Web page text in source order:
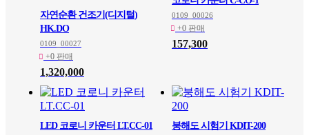
자연순환 건조기(디지털)
HK.DO
0109_00027
+0 판매
1,320,000
0109_00026
+0 판매
157,300
LED 코로니 카운터 LT.CC-01 붕해도 시험기 KDIT-200